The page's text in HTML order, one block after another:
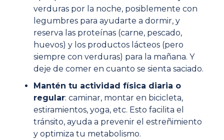
verduras por la noche, posiblemente con
legumbres para ayudarte a dormir, y
reserva las proteínas (carne, pescado,
huevos) y los productos lácteos (pero
siempre con verduras) para la mañana. Y
deje de comer en cuanto se sienta saciado.
Mantén tu actividad física diaria o
regular: caminar, montar en bicicleta,
estiramientos, yoga, etc. Esto facilita el
tránsito, ayuda a prevenir el estreñimiento
y optimiza tu metabolismo.